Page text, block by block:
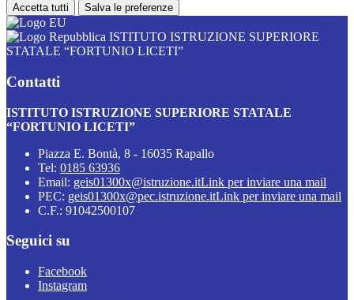
Accetta tutti Salva le preferenze
ISTITUTO ISTRUZIONE SUPERIORE
STATALE “FORTUNIO LICETI”
Contatti
ISTITUTO ISTRUZIONE SUPERIORE STATALE
“FORTUNIO LICETI”
Piazza E. Bontà, 8 - 16035 Rapallo
Tel: 0185 63936
Email: geis01300x@istruzione.itLink per inviare una mail
PEC: geis01300x@pec.istruzione.itLink per inviare una mail
C.F.: 91042500107
Seguici su
Facebook
Instagram